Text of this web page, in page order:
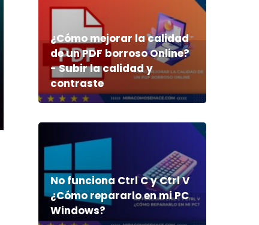
¿Cómo mejorar la calidad
de un PDF borroso Online?
- Subir la calidad y
contraste
No funciona Ctrl C y Ctrl V
¿Cómo repararlo en mi PC
Windows?